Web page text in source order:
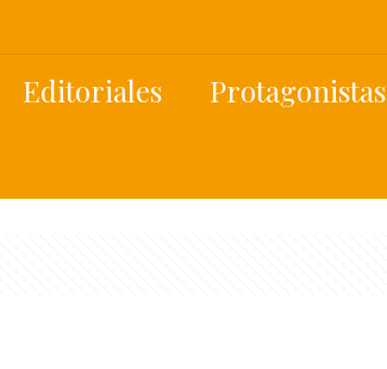
Editoriales Protagonistas